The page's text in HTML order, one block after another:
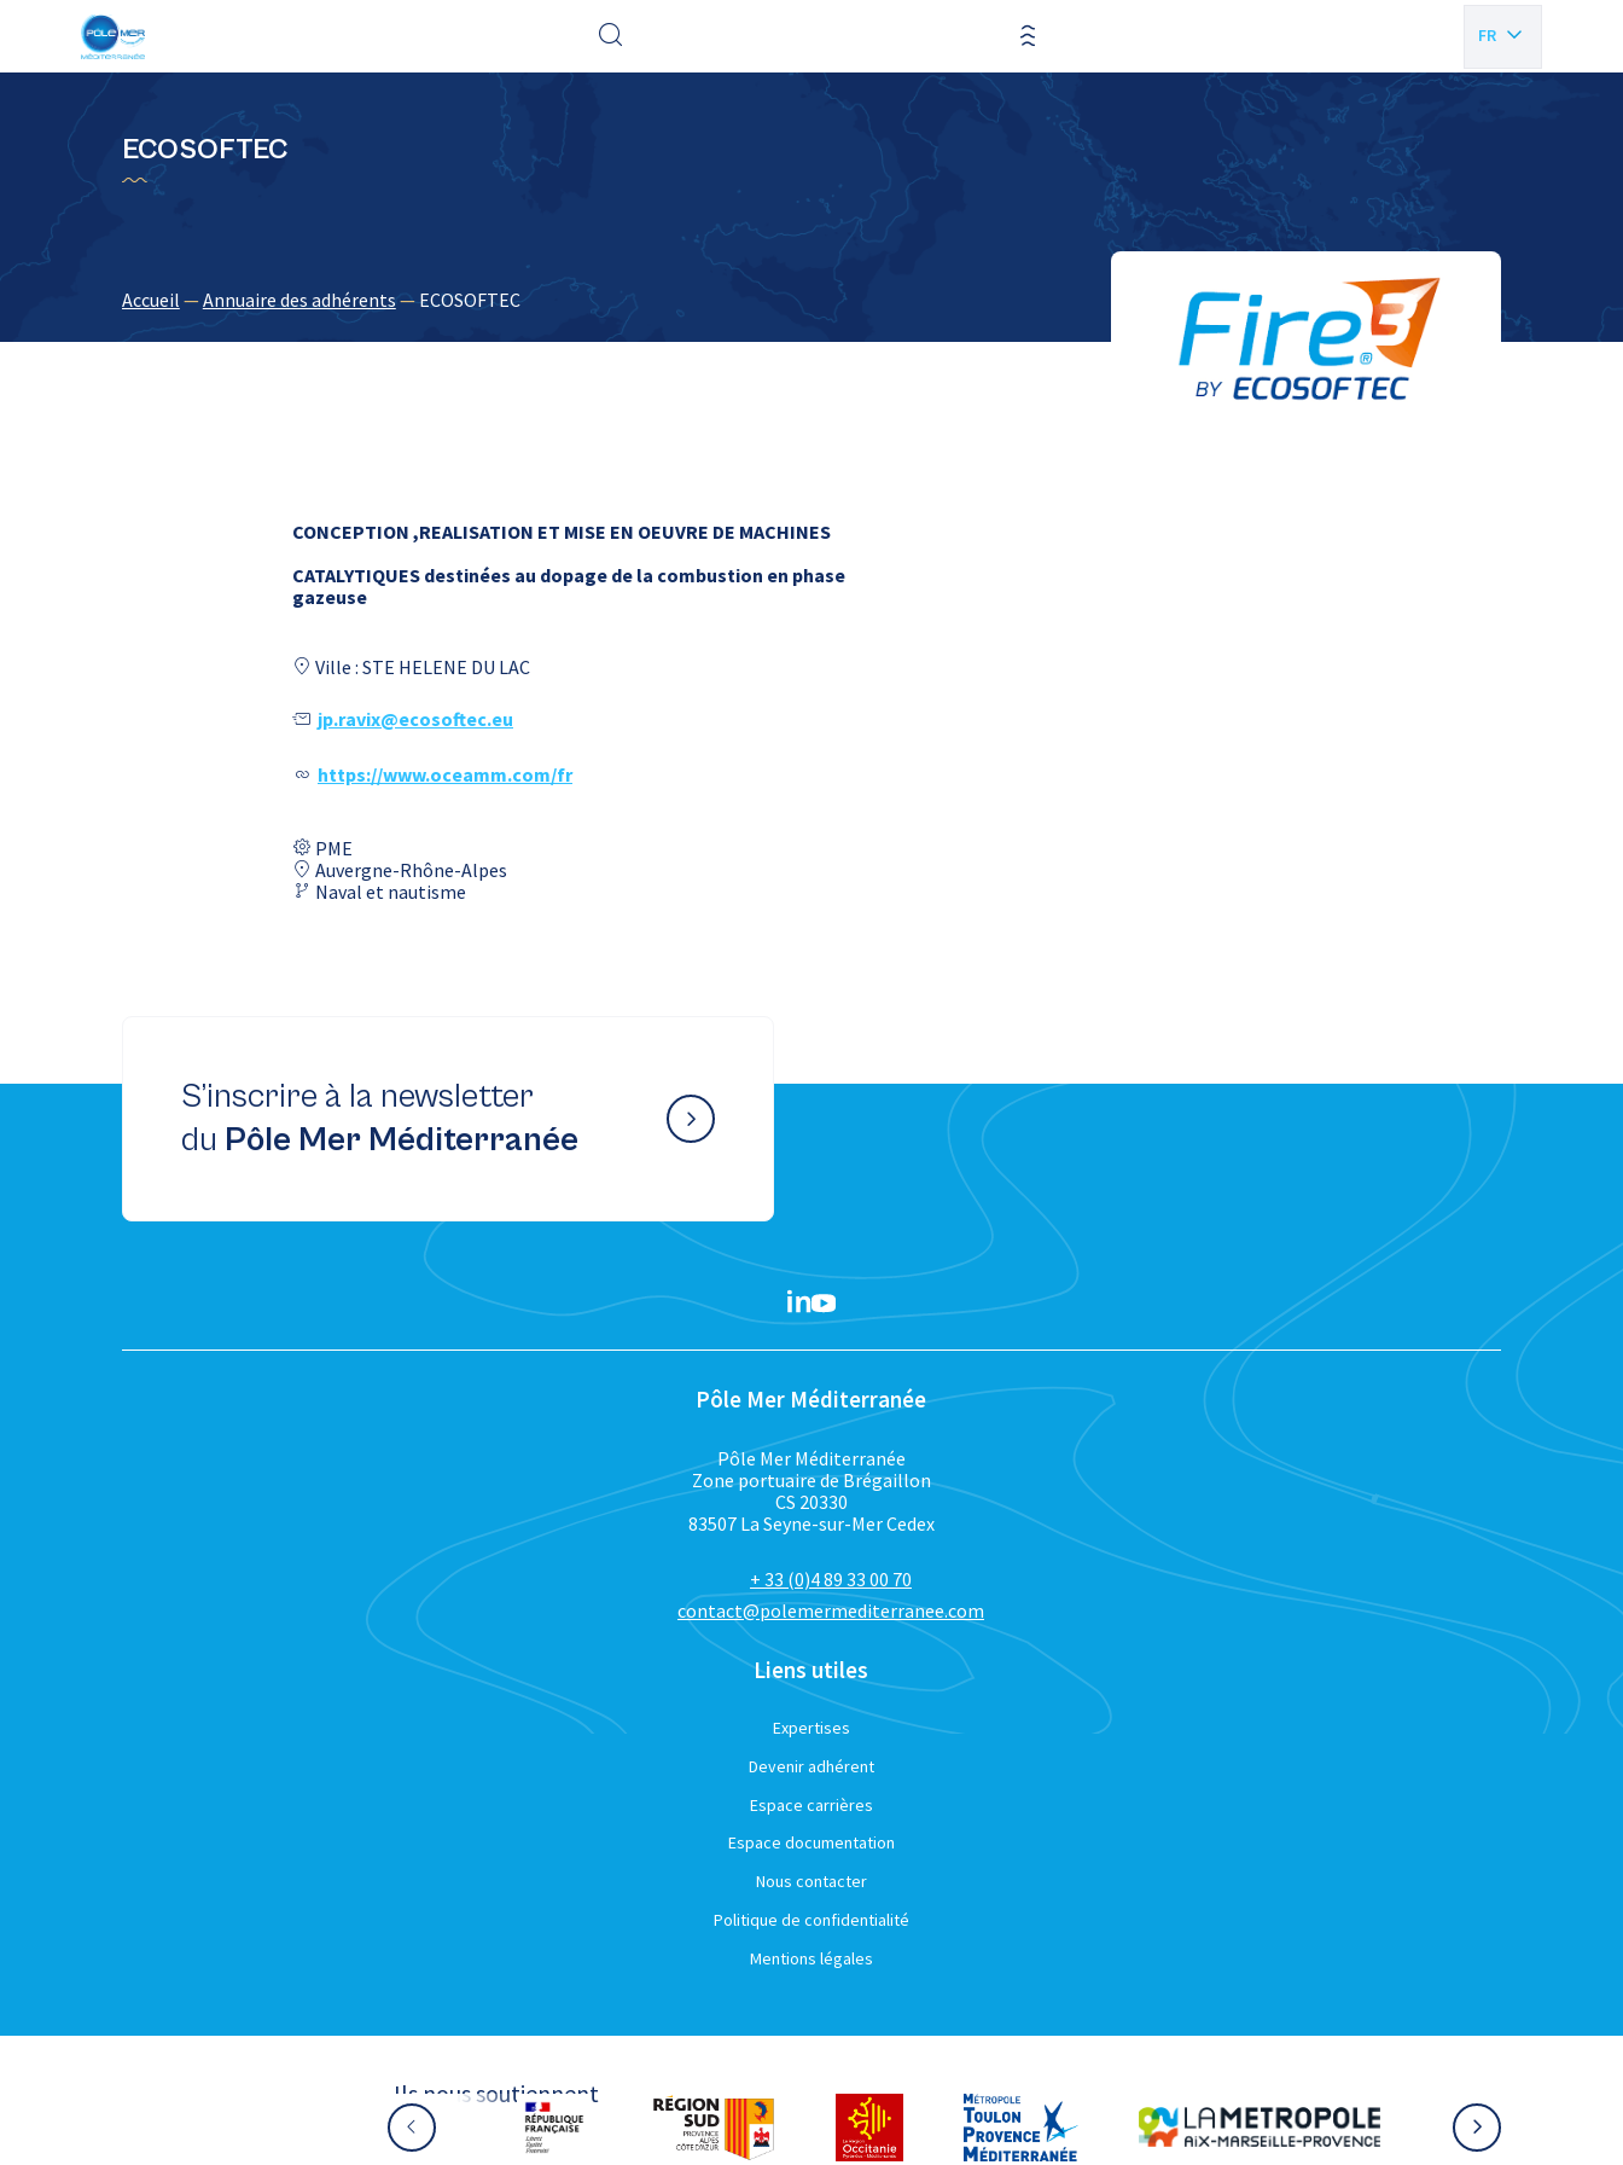
FR
ECOSOFTEC
Accueil —Annuaire des adhérents —ECOSOFTEC
CONCEPTION ,REALISATION ET MISE EN OEUVRE DE MACHINES
CATALYTIQUES destinées au dopage de la combustion en phase
gazeuse
Ville : STE HELENE DU LAC
jp.ravix@ecosoftec.eu
https://www.oceamm.com/fr
PME
Auvergne-Rhône-Alpes
Naval et nautisme
S’inscrire à la newsletter
du Pôle Mer Méditerranée
Pôle Mer Méditerranée
Pôle Mer Méditerranée
Zone portuaire de Brégaillon
CS 20330
83507 La Seyne-sur-Mer Cedex
+ 33 (0)4 89 33 00 70
contact@polemermediterranee.com
Liens utiles
Expertises
Devenir adhérent
Espace carrières
Espace documentation
Nous contacter
Politique de confidentialité
Mentions légales
Ils nous soutiennent
Panneau de gestion des cookies